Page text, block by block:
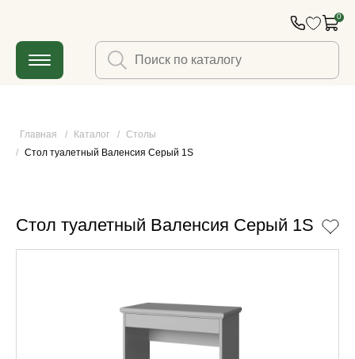
0
Главная / Каталог / Столы
/ Стол туалетный Валенсия Серый 1S
Стол туалетный Валенсия Серый 1S